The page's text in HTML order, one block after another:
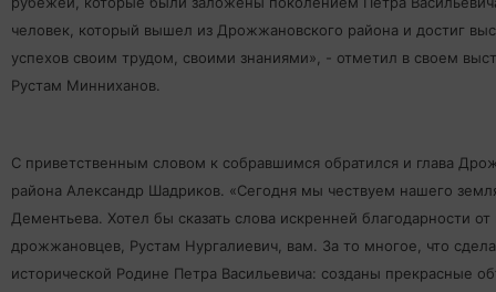
человек, который вышел из Дрожжановского района и достиг
успехов своим трудом, своими знаниями», - отметил в своем
Рустам Минниханов.
С приветственным словом к собравшимся обратился и глава
района Александр Шадриков. «Сегодня мы чествуем нашего
Дементьева. Хотел бы сказать слова искренней благодарности от
дрожжановцев, Рустам Нургалиевич, вам. За то многое, что
исторической Родине Петра Васильевича: созданы прекрасные